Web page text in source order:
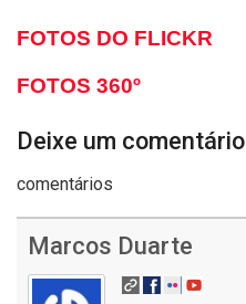
FOTOS DO FLICKR
FOTOS 360º
Deixe um comentário
comentários
Marcos Duarte